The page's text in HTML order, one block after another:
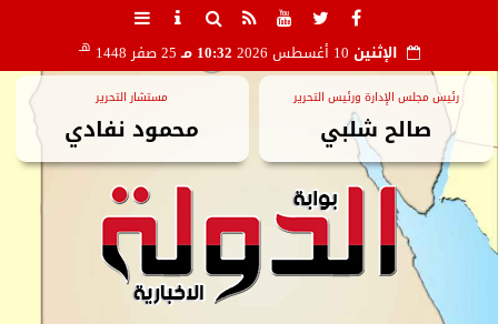
الإثنين 10:32 مـ 25 صفر 1448 هـ
رئيس مجلس الإدارة ورئيس التحرير
صالح شلبي
مستشار التحرير
محمود نفادي